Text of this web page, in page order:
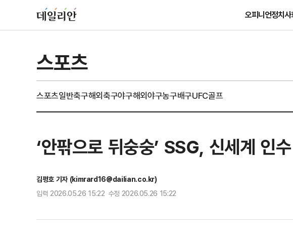
오피니언정치사
스포츠
스포츠일반축구해외축구야구해외야구농구배구UFC골프
‘안팎으로 뒤숭숭’ SSG, 신세계 인
김평호 기자 (kimrard16@dailian.co.kr)
입력 2026.05.26 15:22 수정 2026.05.26 15:22